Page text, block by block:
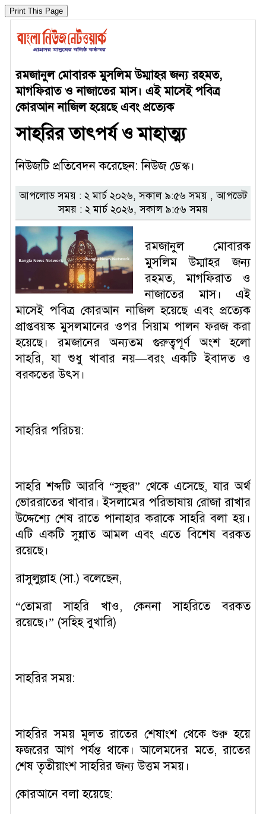
রমজানুল মোবারক মুসলিম উম্মাহর জন্য রহমত,
মাগফিরাত ও নাজাতের মাস। এই মাসেই পবিত্র
কোরআন নাজিল হয়েছে এবং প্রত্যেক
সাহরির তাৎপর্য ও মাহাত্ম্য
নিউজটি প্রতিবেদন করেছেন: নিউজ ডেস্ক।
আপলোড সময় : ২ মার্চ ২০২৬, সকাল ৯:৫৬ সময় , আপডেট
সময় : ২ মার্চ ২০২৬, সকাল ৯:৫৬ সময়
রমজানুল মোবারক
মুসলিম উম্মাহর জন্য
রহমত, মাগফিরাত ও
নাজাতের মাস। এই
মাসেই পবিত্র কোরআন নাজিল হয়েছে এবং প্রত্যেক
প্রাপ্তবয়স্ক মুসলমানের ওপর সিয়াম পালন ফরজ করা
হয়েছে। রমজানের অন্যতম গুরুত্বপূর্ণ অংশ হলো
সাহরি, যা শুধু খাবার নয়—বরং একটি ইবাদত ও
বরকতের উৎস।
সাহরির পরিচয়:
সাহরি শব্দটি আরবি “সুহুর” থেকে এসেছে, যার অর্থ
ভোররাতের খাবার। ইসলামের পরিভাষায় রোজা রাখার
উদ্দেশ্যে শেষ রাতে পানাহার করাকে সাহরি বলা হয়।
এটি একটি সুন্নাত আমল এবং এতে বিশেষ বরকত
রয়েছে।
রাসুলুল্লাহ (সা.) বলেছেন,
“তোমরা সাহরি খাও, কেননা সাহরিতে বরকত
রয়েছে।” (সহিহ বুখারি)
সাহরির সময়:
সাহরির সময় মূলত রাতের শেষাংশ থেকে শুরু হয়ে
ফজরের আগ পর্যন্ত থাকে। আলেমদের মতে, রাতের
শেষ তৃতীয়াংশ সাহরির জন্য উত্তম সময়।
কোরআনে বলা হয়েছে: